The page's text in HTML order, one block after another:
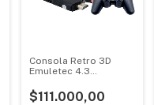
Consola Retro 3D
Emuletec 4.3
35.000 Juegos
$111.000,00